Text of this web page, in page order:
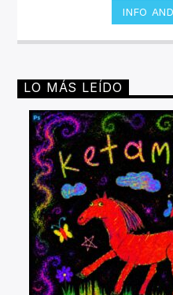
Symphonic Metal, Doom,
Speed Metal, Black
ruido!Miércoles 6pm a 8
INFO
LO MÁS LEÍDO